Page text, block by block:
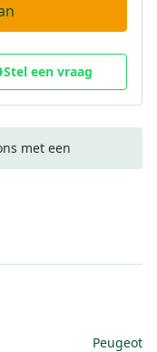
Stel een vraag
met een
Peugeot